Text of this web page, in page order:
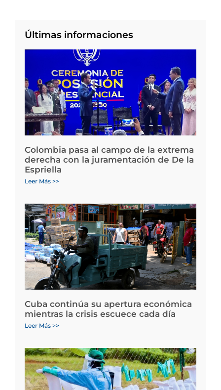
Últimas informaciones
Colombia pasa al campo de la extrema
derecha con la juramentación de De la
Espriella
Leer Más >>
Cuba continúa su apertura económica
mientras la crisis escuece cada día
Leer Más >>